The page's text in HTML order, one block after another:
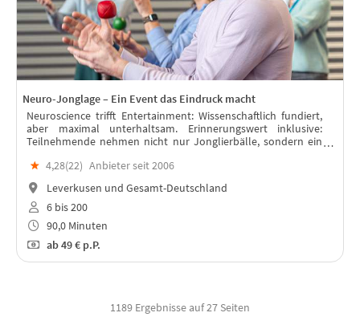
Neuro-Jonglage – Ein Event das Eindruck macht
Neuroscience trifft Entertainment: Wissenschaftlich fundiert,
aber maximal unterhaltsam. Erinnerungswert inklusive:
Teilnehmende nehmen nicht nur Jonglierbälle, sondern ein
★ 4,28(22) Anbieter seit 2006
Leverkusen und Gesamt-Deutschland
6 bis 200
90,0 Minuten
ab49 € p.P.
1189 Ergebnisse auf 27 Seiten